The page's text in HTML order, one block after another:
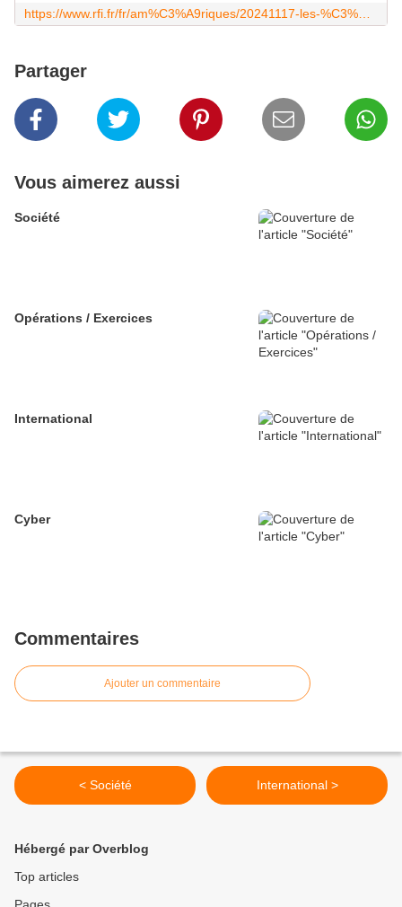
Partager
Vous aimerez aussi
Société
Opérations / Exercices
International
Cyber
Commentaires
Ajouter un commentaire
< Société International >
Hébergé par Overblog
Top articles